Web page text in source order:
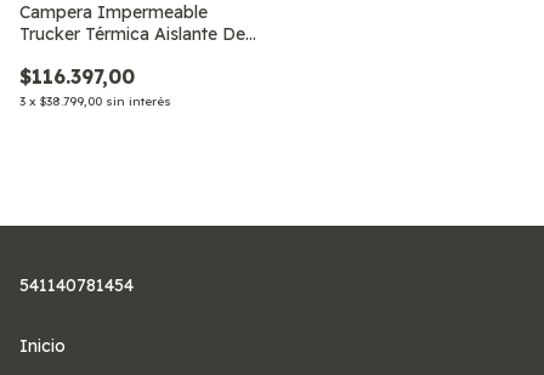
Campera Impermeable
Trucker Térmica Aislante De
$116.397,00
3 x $38.799,00 sin interés
541140781454
Inicio